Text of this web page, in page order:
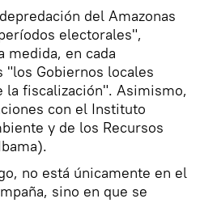
del Amazonas
electorales",
medida, en cada
"los Gobiernos locales
la fiscalización". Asimismo,
con el Instituto
y de los Recursos
no está únicamente en el
sino en que se